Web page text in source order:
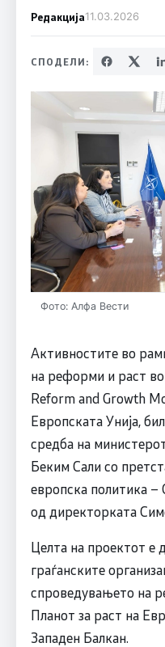
Редакција11.03.2026
СПОДЕЛИ:
Фото: Алфа Вести
Активностите во
на реформи и раст
Reform and Growth
Европската Унија,
средба на
Беким Сали со
европска политика
од директорката
Целта на проектот е
граѓанските
спроведувањето на
Планот за раст на
Западен Балкан.